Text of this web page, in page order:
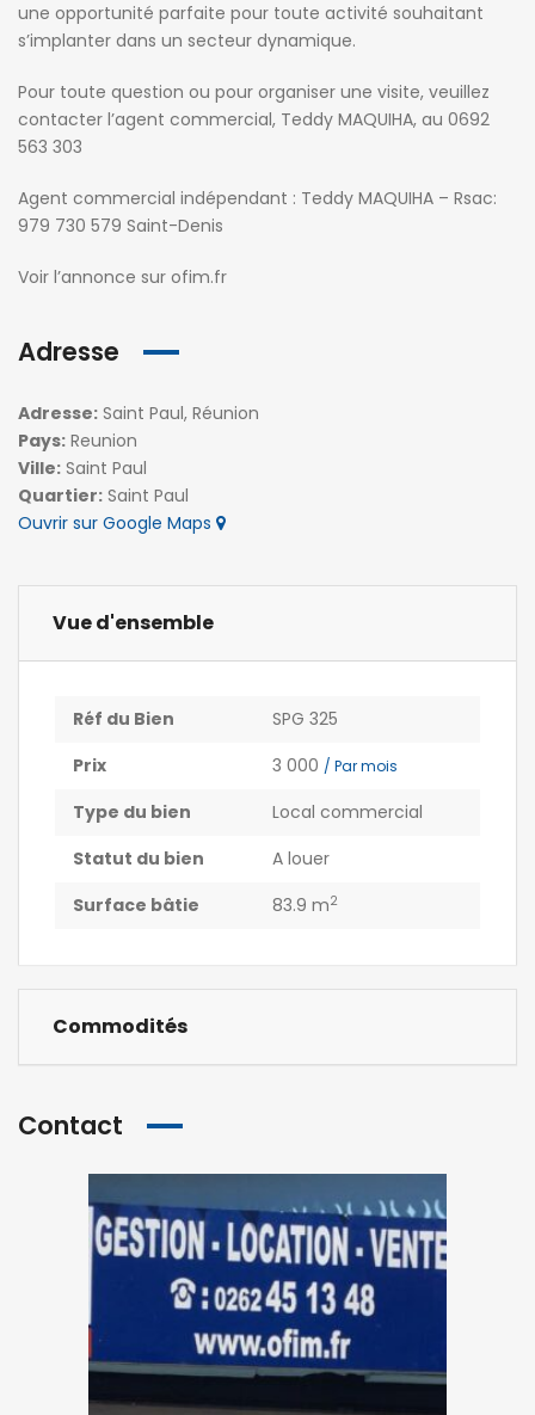
une opportunité parfaite pour toute activité souhaitant
s’implanter dans un secteur dynamique.
Pour toute question ou pour organiser une visite, veuillez
contacter l’agent commercial, Teddy MAQUIHA, au 0692
563 303
Agent commercial indépendant : Teddy MAQUIHA – Rsac:
979 730 579 Saint-Denis
Voir l’annonce sur ofim.fr
Adresse
Adresse: Saint Paul, Réunion
Pays: Reunion
Ville: Saint Paul
Quartier: Saint Paul
Ouvrir sur Google Maps
Vue d'ensemble
Réf du Bien
SPG 325
Prix
3 000 / Par mois
Type du bien
Local commercial
Statut du bien
A louer
Surface bâtie
83.9 m2
Commodités
Contact